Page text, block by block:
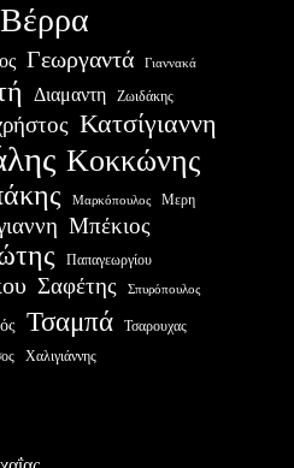
Βέρρα
Γεωργαντά Γιαννακά
Διαμαντη Ζωιδάκης
Κατσίγιαννη
Κοκκώνης
Μαρκόπουλος Μερη
Μπέκιος
Παπαγεωργίου
Σαφέτης Σπυρόπουλος
Τσαμπά Τσαρουχας
Χαλιγιάννης